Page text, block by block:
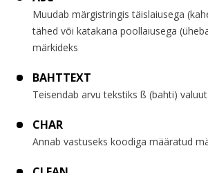
Muudab märgistringis täislaiusega
tähed või katakana poollaiusega
märkideks
BAHTTEXT
Teisendab arvu tekstiks ß (bahti)
CHAR
Annab vastuseks koodiga määratud